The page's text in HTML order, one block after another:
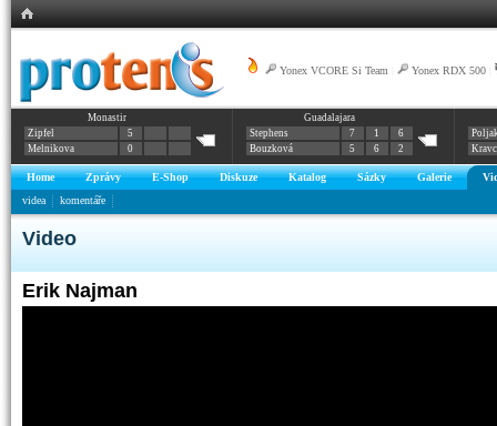
Yonex VCORE Si Team Yonex RDX 500
Monastir
Zipfel
5
Melnikova
0
Guadalajara
Stephens
7 1
6
Bouzková
5 6 2
Home Zprávy E-Shop Diskuze Katalog Sázky Galerie
videa
komentáře
Video
Erik Najman